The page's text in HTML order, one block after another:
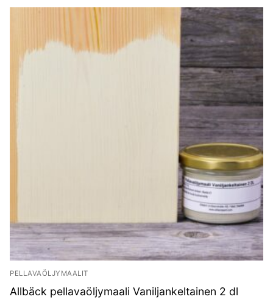
PELLAVAÖLJYMAALIT
Allbäck pellavaöljymaali Vaniljankeltainen 2 dl